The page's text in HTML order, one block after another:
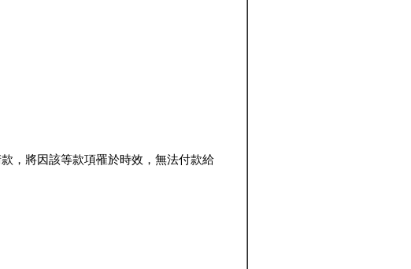
，將因該等款項罹於時效，無法付款給